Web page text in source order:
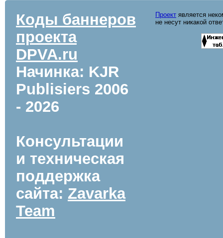
Коды баннеров
проекта
DPVA.ru
Начинка: KJR
Publisiers 2006
- 2026
Консультации
и техническая
поддержка
сайта: Zavarka
Team
Проект является
не несут никакой